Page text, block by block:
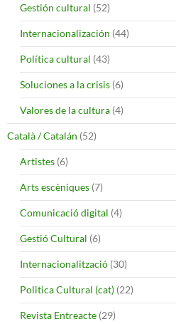
Gestión cultural (52)
Internacionalización (44)
Política cultural (43)
Soluciones a la crisis (6)
Valores de la cultura (4)
Català / Catalán (52)
Artistes (6)
Arts escèniques (7)
Comunicació digital (4)
Gestió Cultural (6)
Internacionalització (30)
Politica Cultural (cat) (22)
Revista Entreacte (29)